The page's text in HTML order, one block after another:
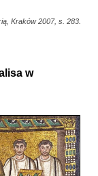
Kraków 2007, s. 283.
w